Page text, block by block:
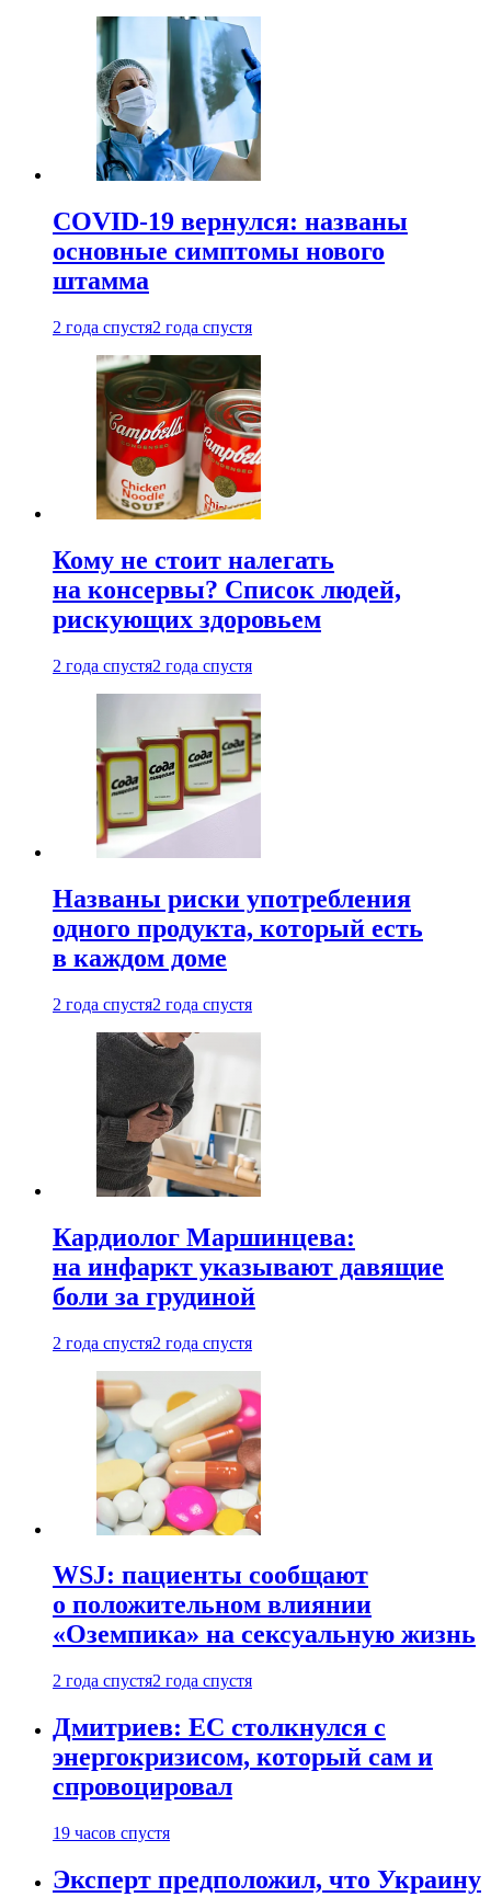
COVID-19 вернулся: названы
основные симптомы нового
штамма
2 года спустя2 года спустя
Кому не стоит налегать
на консервы? Список людей,
рискующих здоровьем
2 года спустя2 года спустя
Названы риски употребления
одного продукта, который есть
в каждом доме
2 года спустя2 года спустя
Кардиолог Маршинцева:
на инфаркт указывают давящие
боли за грудиной
2 года спустя2 года спустя
WSJ: пациенты сообщают
о положительном влиянии
«Оземпика» на сексуальную жизнь
2 года спустя2 года спустя
Дмитриев: ЕС столкнулся с
энергокризисом, который сам и
спровоцировал
19 часов спустя
Эксперт предположил, что Украину